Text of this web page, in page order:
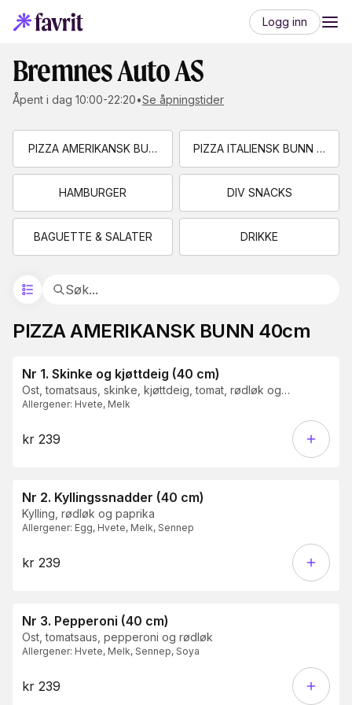
Logg inn
Bremnes Auto AS
Åpent i dag 10:00-22:20•Se åpningstider
PIZZA AMERIKANSK BUNN 40cmPIZZA ITALIENSK BUNN 30cm
HAMBURGER DIV SNACKS
BAGUETTE & SALATER DRIKKE
PIZZA AMERIKANSK BUNN 40cm
Nr 1. Skinke og kjøttdeig (40 cm)
Ost, tomatsaus, skinke, kjøttdeig, tomat, rødløk og
champignon
Allergener: Hvete, Melk
kr 239
Nr 2. Kyllingssnadder (40 cm)
Kylling, rødløk og paprika
Allergener: Egg, Hvete, Melk, Sennep
kr 239
Nr 3. Pepperoni (40 cm)
Ost, tomatsaus, pepperoni og rødløk
Allergener: Hvete, Melk, Sennep, Soya
kr 239